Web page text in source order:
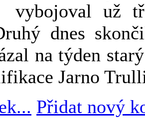
vybojoval už
dnes
na týden
Jarno
Přidat nový